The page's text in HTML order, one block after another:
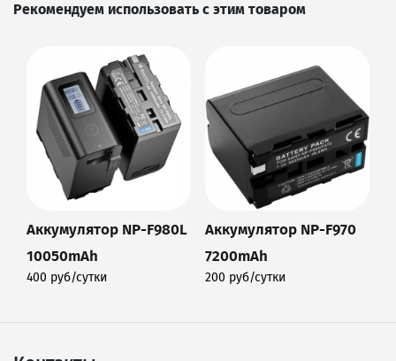
Рекомендуем использовать с этим товаром
Аккумулятор NP-F980L
10050mAh
400 руб/сутки
Аккумулятор NP-F970
7200mAh
200 руб/сутки